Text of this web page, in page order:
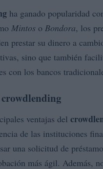
ha ganado popularidad
Mintos o Bondora, los
prestar su dinero a
sino que también
con los bancos
ventajas del
de las instituciones
una solicitud de
más ágil. Además,